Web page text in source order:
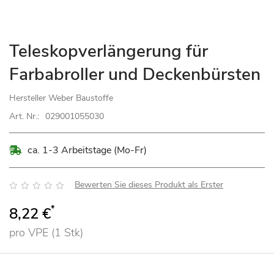
Zum
Anfang
der
springen
Teleskopverlängerung für
Farbabroller und Deckenbürsten
Hersteller Weber Baustoffe
Art. Nr.: 029001055030
ca. 1-3 Arbeitstage (Mo-Fr)
Bewertung: Bewerten Sie dieses Produkt als Erster
8,22 €*
pro VPE (1 Stk)